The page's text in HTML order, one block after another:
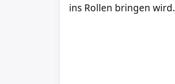
ins Rollen bringen wird.